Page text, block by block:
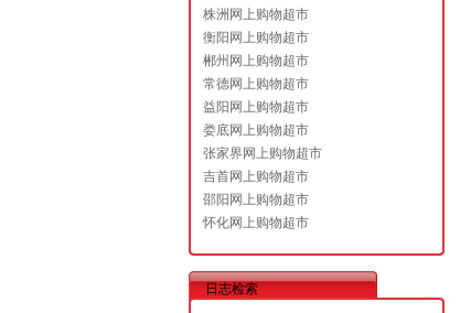
株洲网上购物超市
衡阳网上购物超市
郴州网上购物超市
常德网上购物超市
益阳网上购物超市
娄底网上购物超市
张家界网上购物超市
吉首网上购物超市
邵阳网上购物超市
怀化网上购物超市
日志检索